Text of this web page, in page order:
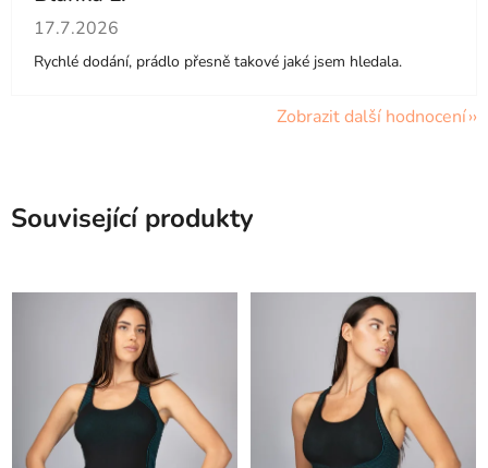
Hodnocení obchodu je 5 z 5 hvězdiček.
17.7.2026
Rychlé dodání, prádlo přesně takové jaké jsem hledala.
Zobrazit další hodnocení
Související produkty